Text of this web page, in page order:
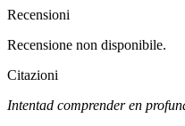
Recensioni
Recensione non disponibile.
Citazioni
Intentad comprender en